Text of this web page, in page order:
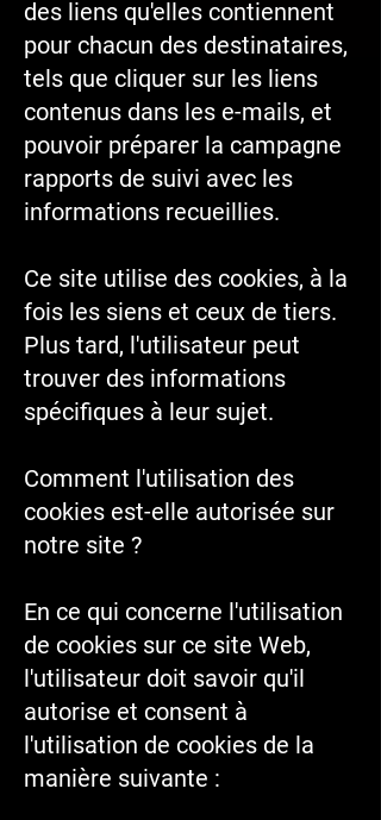
des liens qu'elles contiennent
pour chacun des destinataires,
tels que cliquer sur les liens
contenus dans les e-mails, et
pouvoir préparer la campagne
rapports de suivi avec les
informations recueillies.
Ce site utilise des cookies, à la
fois les siens et ceux de tiers.
Plus tard, l'utilisateur peut
trouver des informations
spécifiques à leur sujet.
Comment l'utilisation des
cookies est-elle autorisée sur
notre site ?
En ce qui concerne l'utilisation
de cookies sur ce site Web,
l'utilisateur doit savoir qu'il
autorise et consent à
l'utilisation de cookies de la
manière suivante :